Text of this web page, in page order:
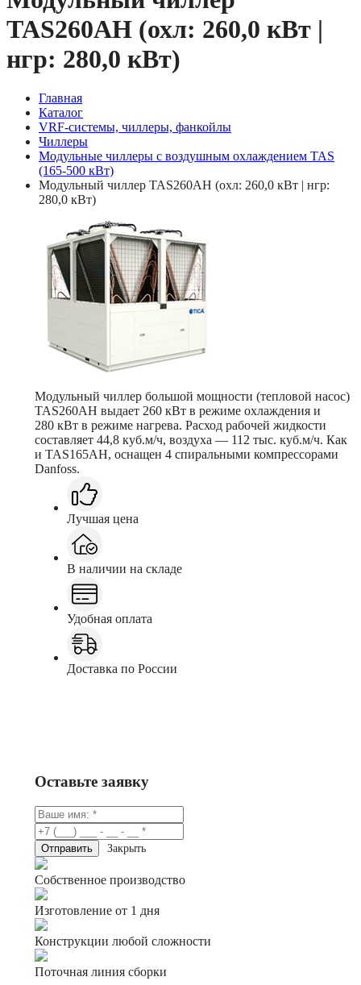
TAS260AH (охл: 260,0 кВт |
нгр: 280,0 кВт)
Главная
Каталог
VRF-системы, чиллеры, фанкойлы
Чиллеры
Модульные чиллеры с воздушным охлаждением TAS
(165-500 кВт)
Модульный чиллер TAS260AH (охл: 260,0 кВт | нгр:
280,0 кВт)
Модульный чиллер большой мощности (тепловой насос)
TAS260AH выдает 260 кВт в режиме охлаждения и
280 кВт в режиме нагрева. Расход рабочей жидкости
составляет 44,8 куб.м/ч, воздуха — 112 тыс. куб.м/ч. Как
и TAS165AH, оснащен 4 спиральными компрессорами
Danfoss.
Лучшая цена
В наличии на складе
Удобная оплата
Доставка по России
Оставьте заявку
Закрыть
Собственное производство
Изготовление от 1 дня
Конструкции любой сложности
Поточная линия сборки